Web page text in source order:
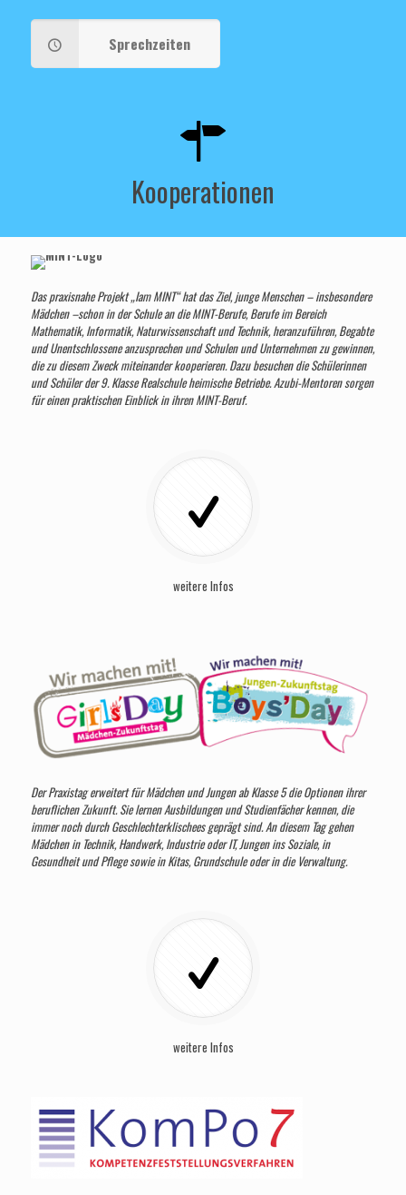
Sprechzeiten
Kooperationen
Das praxisnahe Projekt „Iam MINT“ hat das Ziel, junge Menschen – insbesondere
Mädchen –schon in der Schule an die MINT-Berufe, Berufe im Bereich
Mathematik, Informatik, Naturwissenschaft und Technik, heranzuführen, Begabte
und Unentschlossene anzusprechen und Schulen und Unternehmen zu gewinnen,
die zu diesem Zweck miteinander kooperieren. Dazu besuchen die Schülerinnen
und Schüler der 9. Klasse Realschule heimische Betriebe. Azubi-Mentoren sorgen
für einen praktischen Einblick in ihren MINT-Beruf.
weitere Infos
Der Praxistag erweitert für Mädchen und Jungen ab Klasse 5 die Optionen ihrer
beruflichen Zukunft. Sie lernen Ausbildungen und Studienfächer kennen, die
immer noch durch Geschlechterklischees geprägt sind. An diesem Tag gehen
Mädchen in Technik, Handwerk, Industrie oder IT, Jungen ins Soziale, in
Gesundheit und Pflege sowie in Kitas, Grundschule oder in die Verwaltung.
weitere Infos